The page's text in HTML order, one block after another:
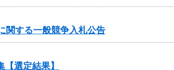
する一般競争入札公告
選定結果】